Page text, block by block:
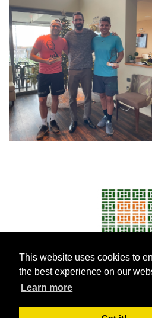
This website uses cookies to
the best experience on our
Learn more
Οδός Ικτίνου (όπισθεν Στρ.